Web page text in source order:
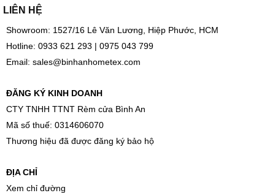
LIÊN HỆ
Showroom: 1527/16 Lê Văn Lương, Hiệp Phước, HCM
Hotline: 0933 621 293 | 0975 043 799
Email: sales@binhanhometex.com
ĐĂNG KÝ KINH DOANH
CTY TNHH TTNT Rèm cửa Bình An
Mã số thuế: 0314606070
Thương hiệu đã được đăng ký bảo hộ
ĐỊA CHỈ
Xem chỉ đường